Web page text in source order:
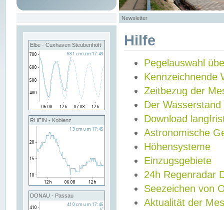
Newsletter
Elbe - Cuxhaven Steubenhöft
RHEIN - Koblenz
DONAU - Passau
Hilfe
Pegelauswahl
Kennzeichnende
Zeitbezug der
Der Wasserstand
Download
Astronomische
Höhensysteme
Einzugsgebiete
24h Regenradar
Seezeichen von
Aktualität der